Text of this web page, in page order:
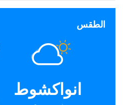
الطقس
انواكشوط